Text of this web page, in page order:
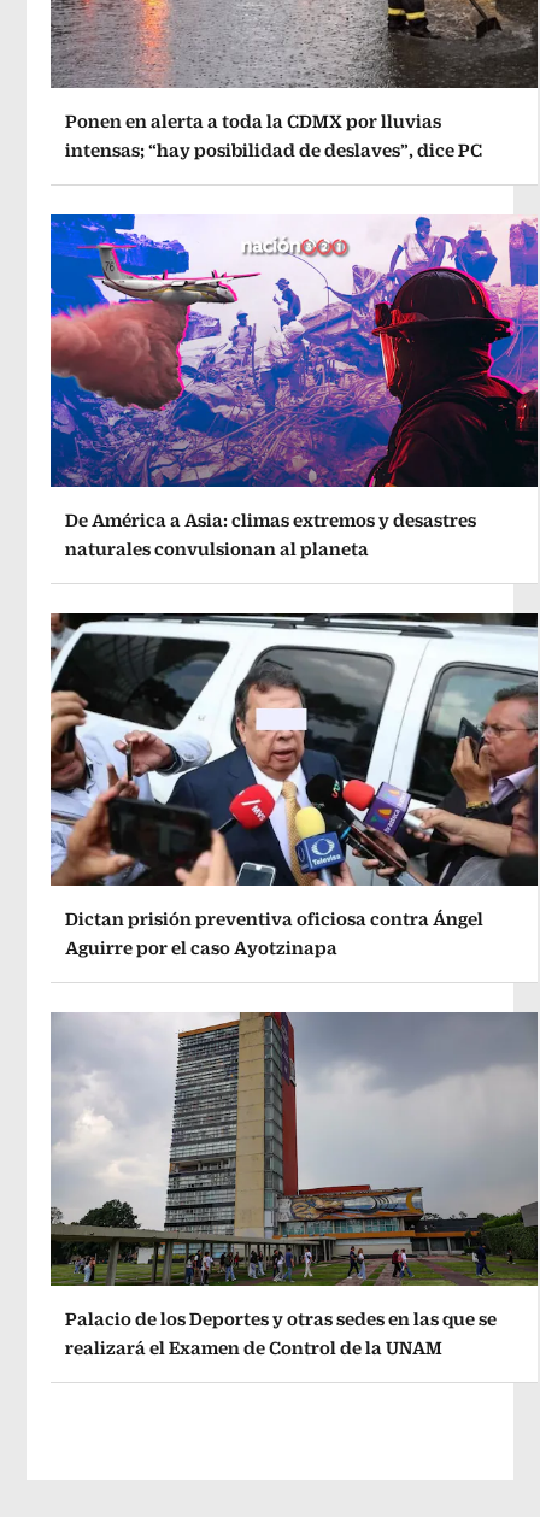
Ponen en alerta a toda la CDMX por lluvias
intensas; “hay posibilidad de deslaves”, dice PC
De América a Asia: climas extremos y desastres
naturales convulsionan al planeta
Dictan prisión preventiva oficiosa contra Ángel
Aguirre por el caso Ayotzinapa
Palacio de los Deportes y otras sedes en las que se
realizará el Examen de Control de la UNAM